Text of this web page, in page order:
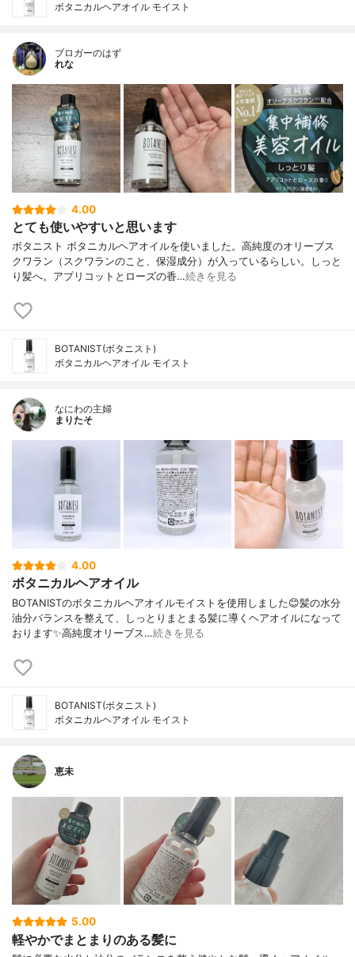
ボタニカルヘアオイル モイスト
ブロガーのはず
れな
4.00
とても使いやすいと思います
ボタニスト ボタニカルヘアオイルを使いました。高純度のオリーブス
クワラン（スクワランのこと、保湿成分）が入っているらしい。しっと
り髪へ。アプリコットとローズの香…続きを見る
BOTANIST(ボタニスト)
ボタニカルヘアオイル モイスト
なにわの主婦
まりたそ
4.00
ボタニカルヘアオイル
BOTANISTのボタニカルヘアオイルモイストを使用しました😊髪の水分
油分バランスを整えて、しっとりまとまる髪に導くヘアオイルになって
おります✨高純度オリーブス…続きを見る
BOTANIST(ボタニスト)
ボタニカルヘアオイル モイスト
恵未
5.00
軽やかでまとまりのある髪に